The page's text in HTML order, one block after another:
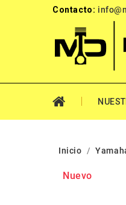
Contacto:
Inicio
Nuevo